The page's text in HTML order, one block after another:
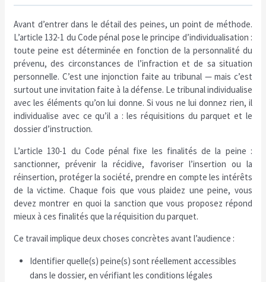
Avant d’entrer dans le détail des peines, un point de méthode.
L’article 132-1 du Code pénal pose le principe d’individualisation :
toute peine est déterminée en fonction de la personnalité du
prévenu, des circonstances de l’infraction et de sa situation
personnelle. C’est une injonction faite au tribunal — mais c’est
surtout une invitation faite à la défense. Le tribunal individualise
avec les éléments qu’on lui donne. Si vous ne lui donnez rien, il
individualise avec ce qu’il a : les réquisitions du parquet et le
dossier d’instruction.
L’article 130-1 du Code pénal fixe les finalités de la peine :
sanctionner, prévenir la récidive, favoriser l’insertion ou la
réinsertion, protéger la société, prendre en compte les intérêts
de la victime. Chaque fois que vous plaidez une peine, vous
devez montrer en quoi la sanction que vous proposez répond
mieux à ces finalités que la réquisition du parquet.
Ce travail implique deux choses concrètes avant l’audience :
Identifier quelle(s) peine(s) sont réellement accessibles
dans le dossier, en vérifiant les conditions légales